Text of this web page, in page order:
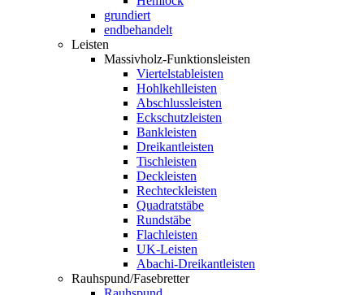
grundiert
endbehandelt
Leisten
Massivholz-Funktionsleisten
Viertelstableisten
Hohlkehlleisten
Abschlussleisten
Eckschutzleisten
Bankleisten
Dreikantleisten
Tischleisten
Deckleisten
Rechteckleisten
Quadratstäbe
Rundstäbe
Flachleisten
UK-Leisten
Abachi-Dreikantleisten
Rauhspund/Fasebretter